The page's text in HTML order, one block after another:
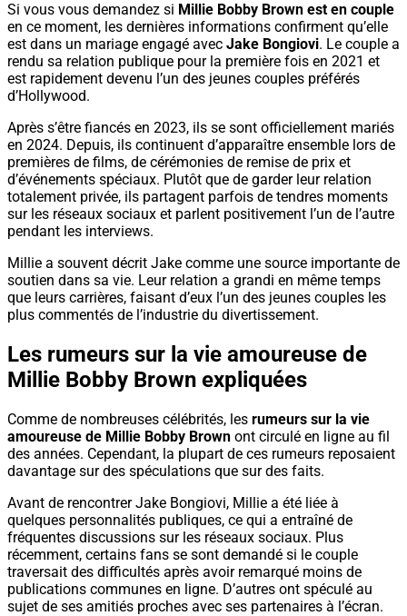
Si vous vous demandez si Millie Bobby Brown est en couple
en ce moment, les dernières informations confirment qu’elle
est dans un mariage engagé avec Jake Bongiovi. Le couple a
rendu sa relation publique pour la première fois en 2021 et
est rapidement devenu l’un des jeunes couples préférés
d’Hollywood.
Après s’être fiancés en 2023, ils se sont officiellement mariés
en 2024. Depuis, ils continuent d’apparaître ensemble lors de
premières de films, de cérémonies de remise de prix et
d’événements spéciaux. Plutôt que de garder leur relation
totalement privée, ils partagent parfois de tendres moments
sur les réseaux sociaux et parlent positivement l’un de l’autre
pendant les interviews.
Millie a souvent décrit Jake comme une source importante de
soutien dans sa vie. Leur relation a grandi en même temps
que leurs carrières, faisant d’eux l’un des jeunes couples les
plus commentés de l’industrie du divertissement.
Les rumeurs sur la vie amoureuse de
Millie Bobby Brown expliquées
Comme de nombreuses célébrités, les rumeurs sur la vie
amoureuse de Millie Bobby Brown ont circulé en ligne au fil
des années. Cependant, la plupart de ces rumeurs reposaient
davantage sur des spéculations que sur des faits.
Avant de rencontrer Jake Bongiovi, Millie a été liée à
quelques personnalités publiques, ce qui a entraîné de
fréquentes discussions sur les réseaux sociaux. Plus
récemment, certains fans se sont demandé si le couple
traversait des difficultés après avoir remarqué moins de
publications communes en ligne. D’autres ont spéculé au
sujet de ses amitiés proches avec ses partenaires à l’écran.